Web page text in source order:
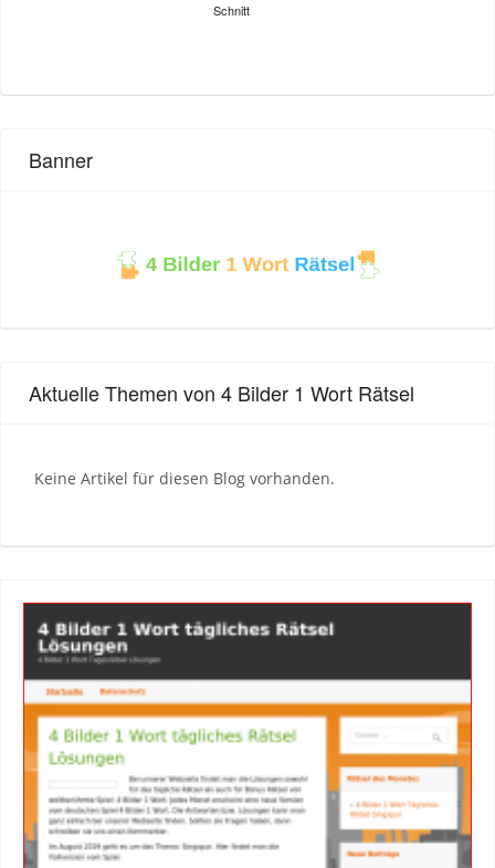
Schnitt
Banner
Aktuelle Themen von 4 Bilder 1 Wort Rätsel
Keine Artikel für diesen Blog vorhanden.